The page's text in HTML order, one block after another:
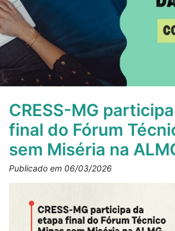
CRESS-MG
final do Fórum
sem Miséria na
Publicado em 06/03/2026